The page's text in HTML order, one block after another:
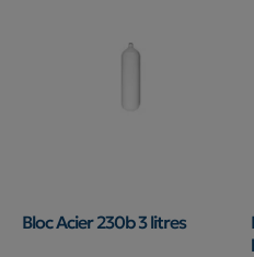
Bloc Acier 230b 3 litres